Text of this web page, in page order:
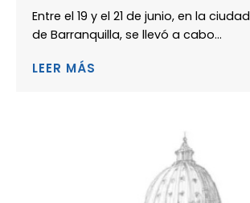
Entre el 19 y el 21 de junio, en la ciudad
de Barranquilla, se llevó a cabo...
LEER MÁS